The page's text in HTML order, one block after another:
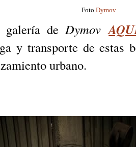
Foto Dymov
de Dymov
y transporte de estas
urbano.